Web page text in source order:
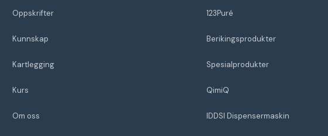
Oppskrifter
Kunnskap
Kartlegging
Kurs
Om oss
123Puré
Berikingsprodukter
Spesialprodukter
QimiQ
IDDSI Dispensermaskin